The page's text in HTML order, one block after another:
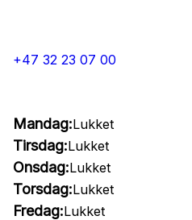
+47 32 23 07 00
Mandag:Lukket
Tirsdag:Lukket
Onsdag:Lukket
Torsdag:Lukket
Fredag:Lukket